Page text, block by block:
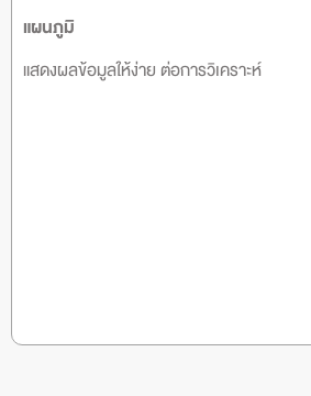
แผนภูมิ
แสดงผลข้อมูลให้ง่าย ต่อการวิเคราะห์